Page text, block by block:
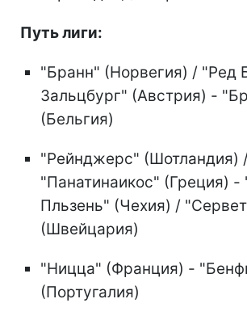
Путь лиги:
"Бранн" (Норвегия) / "Ред
Зальцбург" (Австрия) -
(Бельгия)
"Рейнджерс" (Шотландия)
"Панатинаикос" (Греция) -
Пльзень" (Чехия) /
(Швейцария)
"Ницца" (Франция) -
(Португалия)